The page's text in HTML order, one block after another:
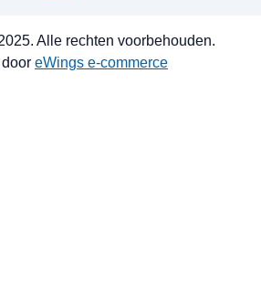
Alle rechten voorbehouden.
eWings e-commerce